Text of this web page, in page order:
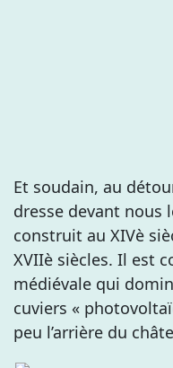
Et soudain, au
dresse devant nous
construit au XIVè
XVIIè siècles. Il est
médiévale qui
cuviers «
peu l’arrière du